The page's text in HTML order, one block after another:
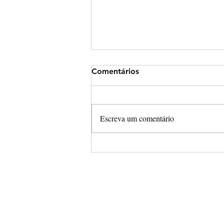
Comentários
Escreva um comentário